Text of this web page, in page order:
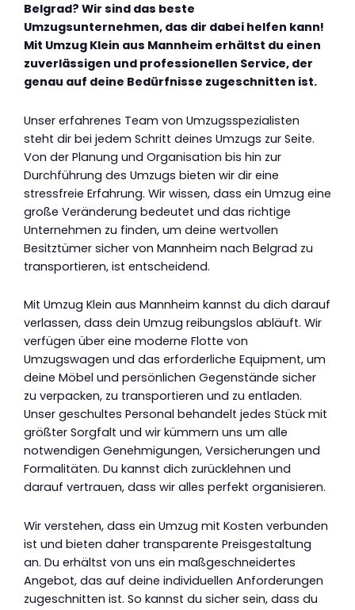
Belgrad? Wir sind das beste
Umzugsunternehmen, das dir dabei helfen kann!
Mit Umzug Klein aus Mannheim erhältst du einen
zuverlässigen und professionellen Service, der
genau auf deine Bedürfnisse zugeschnitten ist.
Unser erfahrenes Team von Umzugsspezialisten
steht dir bei jedem Schritt deines Umzugs zur Seite.
Von der Planung und Organisation bis hin zur
Durchführung des Umzugs bieten wir dir eine
stressfreie Erfahrung. Wir wissen, dass ein Umzug eine
große Veränderung bedeutet und das richtige
Unternehmen zu finden, um deine wertvollen
Besitztümer sicher von Mannheim nach Belgrad zu
transportieren, ist entscheidend.
Mit Umzug Klein aus Mannheim kannst du dich darauf
verlassen, dass dein Umzug reibungslos abläuft. Wir
verfügen über eine moderne Flotte von
Umzugswagen und das erforderliche Equipment, um
deine Möbel und persönlichen Gegenstände sicher
zu verpacken, zu transportieren und zu entladen.
Unser geschultes Personal behandelt jedes Stück mit
größter Sorgfalt und wir kümmern uns um alle
notwendigen Genehmigungen, Versicherungen und
Formalitäten. Du kannst dich zurücklehnen und
darauf vertrauen, dass wir alles perfekt organisieren.
Wir verstehen, dass ein Umzug mit Kosten verbunden
ist und bieten daher transparente Preisgestaltung
an. Du erhältst von uns ein maßgeschneidertes
Angebot, das auf deine individuellen Anforderungen
zugeschnitten ist. So kannst du sicher sein, dass du